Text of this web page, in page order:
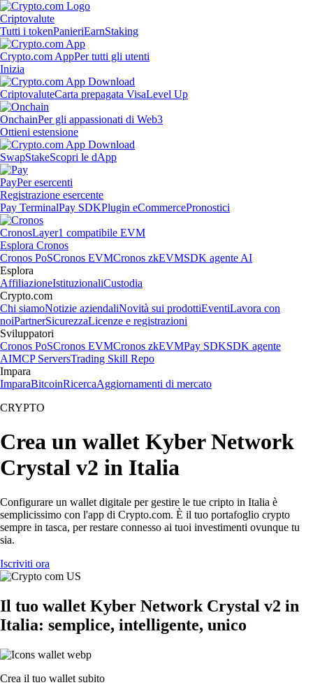
Criptovalute
Tutti i tokenPanieriEarnStaking
Crypto.com AppPer tutti gli utenti
Inizia
CriptovaluteCarta prepagata VisaLevel Up
OnchainPer gli appassionati di Web3
Ottieni estensione
SwapStakeScopri le dApp
PayPer esercenti
Registrazione esercente
Pay TerminalPay SDKPlugin eCommercePronostici
CronosLayer1 compatibile EVM
Esplora Cronos
Cronos PoSCronos EVMCronos zkEVMSDK agente AI
Esplora
AffiliazioneIstituzionaliCustodia
Crypto.com
Chi siamoNotizie aziendaliNovità sui prodottiEventiLavora con
noiPartnerSicurezzaLicenze e registrazioni
Sviluppatori
Cronos PoSCronos EVMCronos zkEVMPay SDKSDK agente
AIMCP ServersTrading Skill Repo
Impara
ImparaBitcoinRicercaAggiornamenti di mercato
CRYPTO
Crea un wallet Kyber Network
Crystal v2 in Italia
Configurare un wallet digitale per gestire le tue cripto in Italia è
semplicissimo con l'app di Crypto.com. È il tuo portafoglio crypto
sempre in tasca, per restare connesso ai tuoi investimenti ovunque tu
sia.
Iscriviti ora
Il tuo wallet Kyber Network Crystal v2 in
Italia: semplice, intelligente, unico
Crea il tuo wallet subito